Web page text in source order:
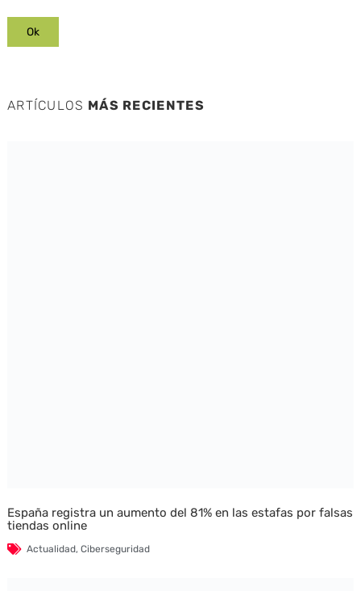
ARTÍCULOS MÁS RECIENTES
España registra un aumento del 81% en las estafas por falsas
tiendas online
Actualidad, Ciberseguridad